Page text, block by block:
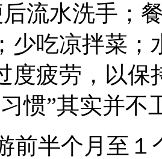
流水洗手；餐
少吃凉拌菜；
度疲劳，以保
惯”其实并不
半个月至１